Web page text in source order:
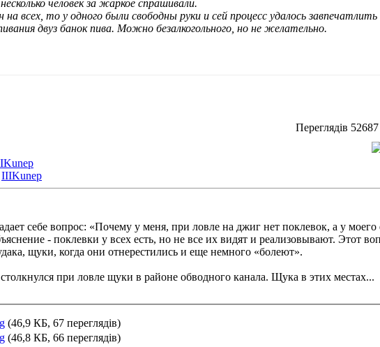
человек за жаркое спрашивали.
всех, то у одного были свободны руки и сей процесс удалось
двуз банок пива. Можно безалкогольного, но не желательно.
Переглядів 52687
IIIKunep
себе вопрос: «Почему у меня, при ловле на джиг нет поклевок, а у моего
- поклевки у всех есть, но не все их видят и реализовывают. Этот
щуки, когда они отнерестились и еще немного «болеют».
при ловле щуки в районе обводного канала. Щука в этих местах...
(46,9 КБ, 67 переглядів)
(46,8 КБ, 66 переглядів)